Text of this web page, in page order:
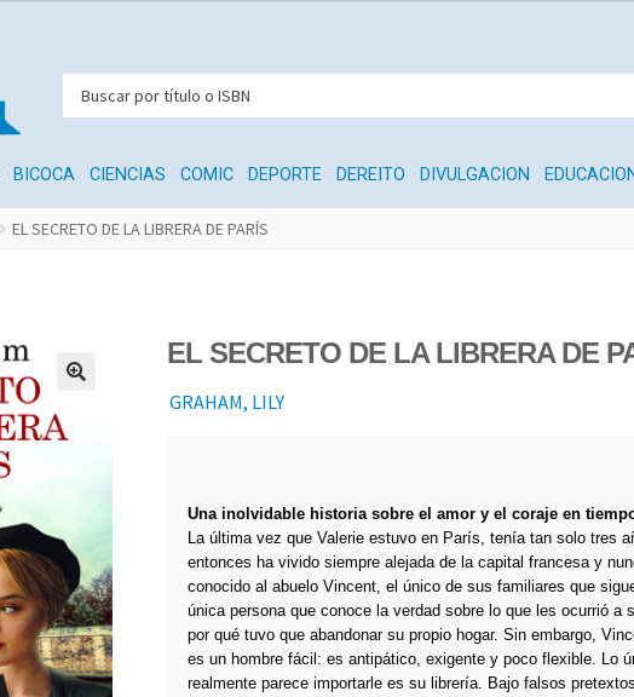
BICOCA CIENCIAS COMIC DEPORTE DEREITO DIVULGACION
EL SECRETO DE LA LIBRERA DE PARÍS
EL SECRETO DE LA LIBRERA DE
GRAHAM, LILY
Una inolvidable historia sobre el amor y el coraje en
La última vez que Valerie estuvo en París, tenía tan solo tres
entonces ha vivido siempre alejada de la capital francesa y
conocido al abuelo Vincent, el único de sus familiares que
única persona que conoce la verdad sobre lo que les ocurrió a
por qué tuvo que abandonar su propio hogar. Sin embargo,
es un hombre fácil: es antipático, exigente y poco flexible. Lo
realmente parece importarle es su librería. Bajo falsos